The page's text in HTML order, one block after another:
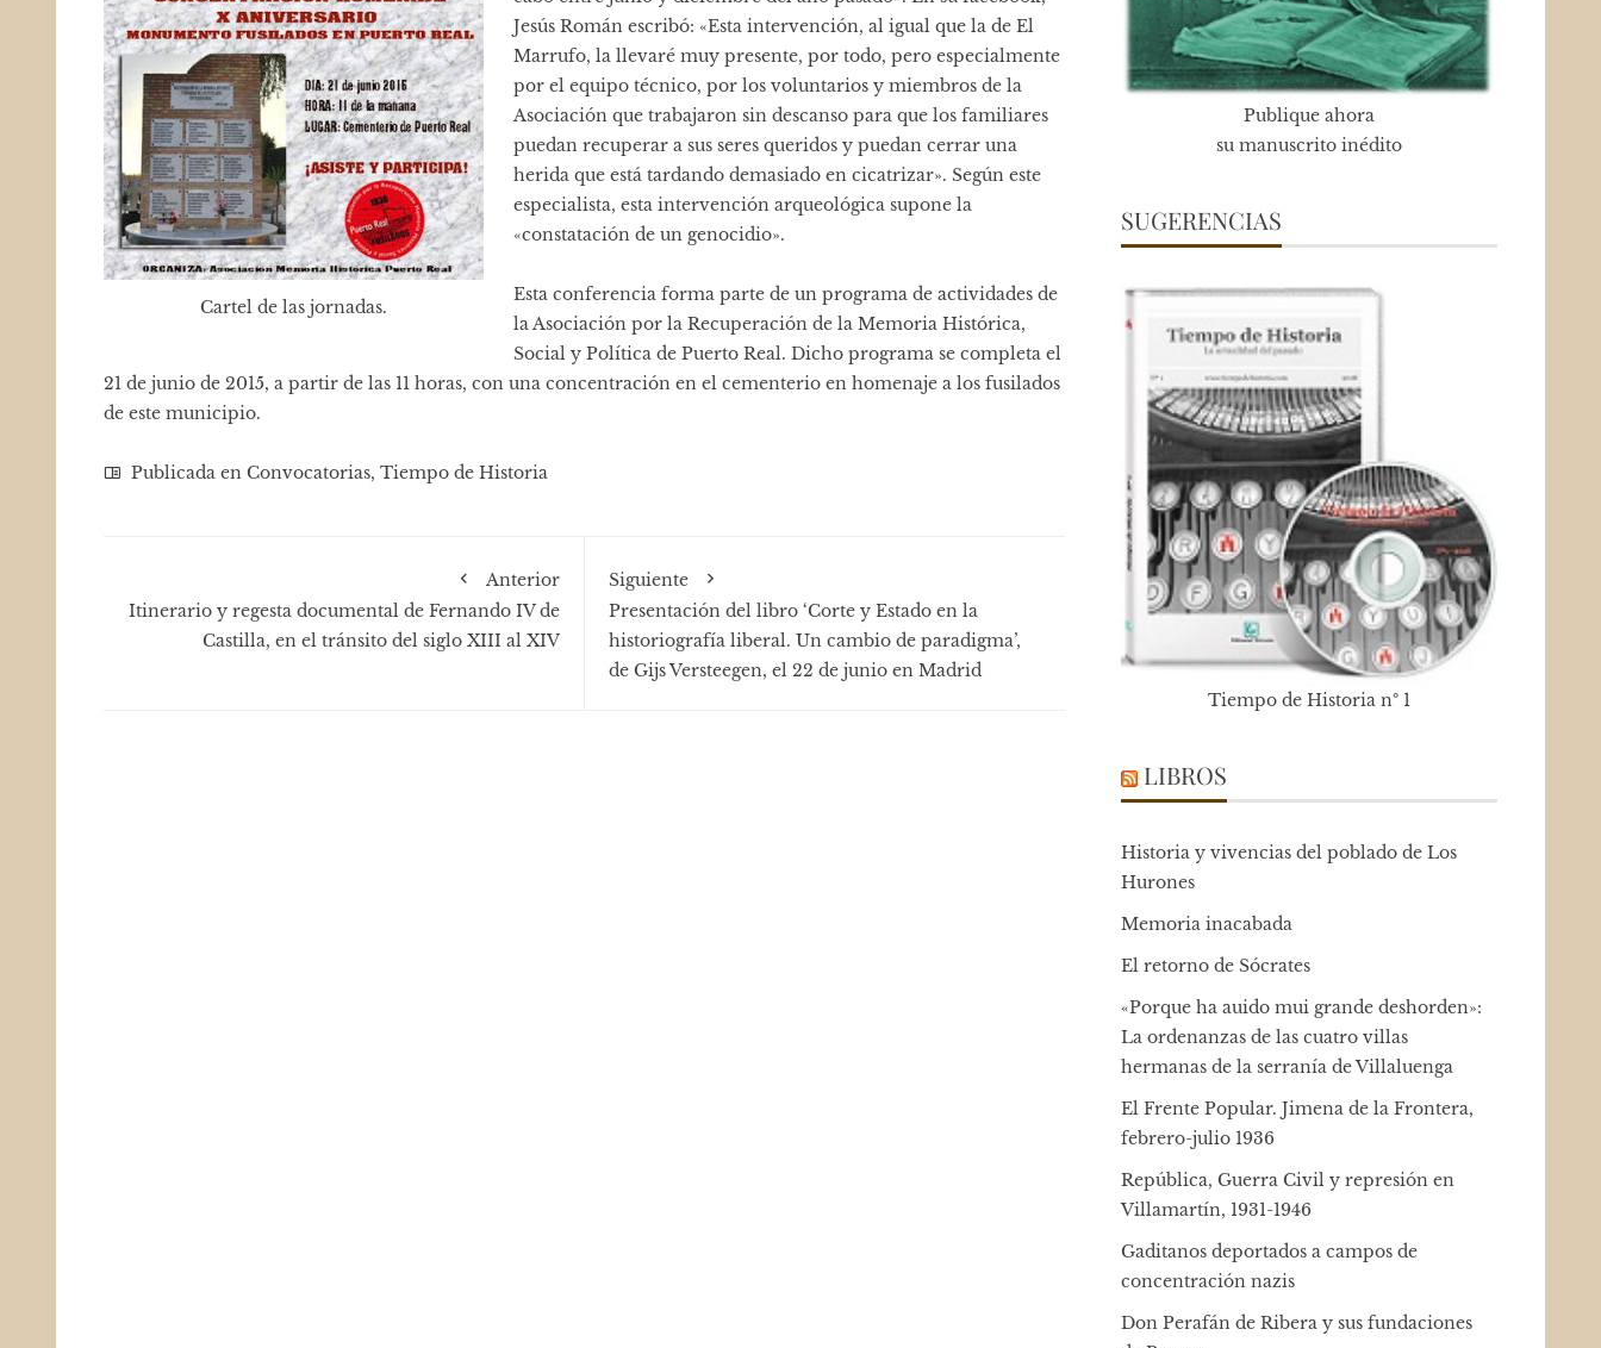
Cartel de las jornadas.
Jesús Román escribó: «Esta intervención, al igual que la de El
Marrufo, la llevaré muy presente, por todo, pero especialmente
por el equipo técnico, por los voluntarios y miembros de la
Asociación que trabajaron sin descanso para que los familiares
puedan recuperar a sus seres queridos y puedan cerrar una
herida que está tardando demasiado en cicatrizar». Según este
especialista, esta intervención arqueológica supone la
«constatación de un genocidio».
Esta conferencia forma parte de un programa de actividades de
la Asociación por la Recuperación de la Memoria Histórica,
Social y Política de Puerto Real. Dicho programa se completa el
21 de junio de 2015, a partir de las 11 horas, con una concentración en el cementerio en homenaje a los fusilados
de este municipio.
Publicada en Convocatorias, Tiempo de Historia
Anterior
Itinerario y regesta documental de Fernando IV de
Castilla, en el tránsito del siglo XIII al XIV
Siguiente
Presentación del libro ‘Corte y Estado en la
historiografía liberal. Un cambio de paradigma’,
de Gijs Versteegen, el 22 de junio en Madrid
Publique ahora
su manuscrito inédito
SUGERENCIAS
Tiempo de Historia nº 1
LIBROS
Historia y vivencias del poblado de Los
Hurones
Memoria inacabada
El retorno de Sócrates
«Porque ha auido mui grande deshorden»:
La ordenanzas de las cuatro villas
hermanas de la serranía de Villaluenga
El Frente Popular. Jimena de la Frontera,
febrero-julio 1936
República, Guerra Civil y represión en
Villamartín, 1931-1946
Gaditanos deportados a campos de
concentración nazis
Don Perafán de Ribera y sus fundaciones